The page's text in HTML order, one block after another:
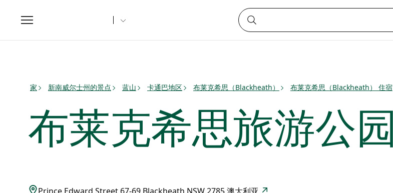
Toggle
navigation
家 新南威尔士州的景点 蓝山 卡通巴地区 布莱克希思（Blackheath） 布莱克希思（Blackheath） 住宿
布莱克希思旅游公园